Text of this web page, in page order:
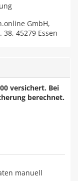
GmbH,
45279 Essen
versichert. Bei
berechnet.
manuell